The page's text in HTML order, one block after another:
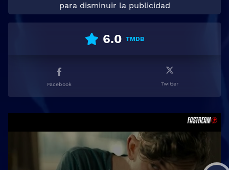
para disminuir la publicidad
6.0 TMDB
Facebook Twitter